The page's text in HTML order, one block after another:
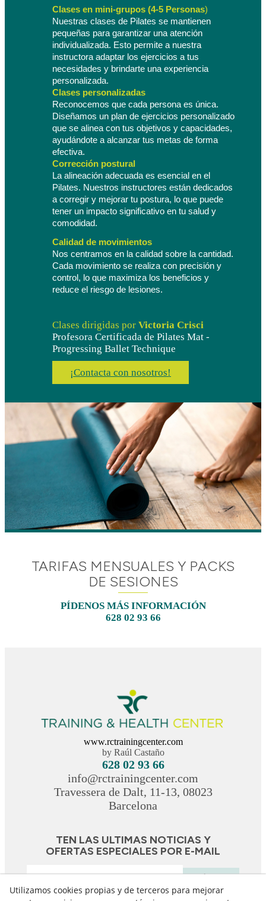
Clases en mini-grupos (4-5 Personas)
Nuestras clases de Pilates se mantienen
pequeñas para garantizar una atención
individualizada. Esto permite a nuestra
instructora adaptar los ejercicios a tus
necesidades y brindarte una experiencia
personalizada.
Clases personalizadas
Reconocemos que cada persona es única.
Diseñamos un plan de ejercicios personalizado
que se alinea con tus objetivos y capacidades,
ayudándote a alcanzar tus metas de forma
efectiva.
Corrección postural
La alineación adecuada es esencial en el
Pilates. Nuestros instructores están dedicados
a corregir y mejorar tu postura, lo que puede
tener un impacto significativo en tu salud y
comodidad.
Calidad de movimientos
Nos centramos en la calidad sobre la cantidad.
Cada movimiento se realiza con precisión y
control, lo que maximiza los beneficios y
reduce el riesgo de lesiones.
Clases dirigidas por Victoria Crisci
Profesora Certificada de Pilates Mat -
Progressing Ballet Technique
¡Contacta con nosotros!
TARIFAS MENSUALES Y PACKS
DE SESIONES
PÍDENOS MÁS INFORMACIÓN
628 02 93 66
www.rctrainingcenter.com
by Raúl Castaño
628 02 93 66
info@rctrainingcenter.com
Travessera de Dalt, 11-13, 08023
Barcelona
TEN LAS ULTIMAS NOTICIAS Y
OFERTAS ESPECIALES POR E-MAIL
Utilizamos cookies propias y de terceros para mejorar